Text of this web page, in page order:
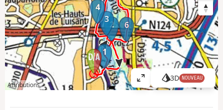
1
2
3
4
6
Attributions
A
ff
3D NOUVEAU